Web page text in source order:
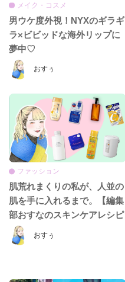
おすぅ
メイク・コスメ
男ウケ度外視！NYXのギラギ
ラ×ビビッドな海外リップに
夢中♡
おすぅ
ファッション
肌荒れまくりの私が、人並の
肌を手に入れるまで。【編集
部おすなのスキンケアレシピ
♡】